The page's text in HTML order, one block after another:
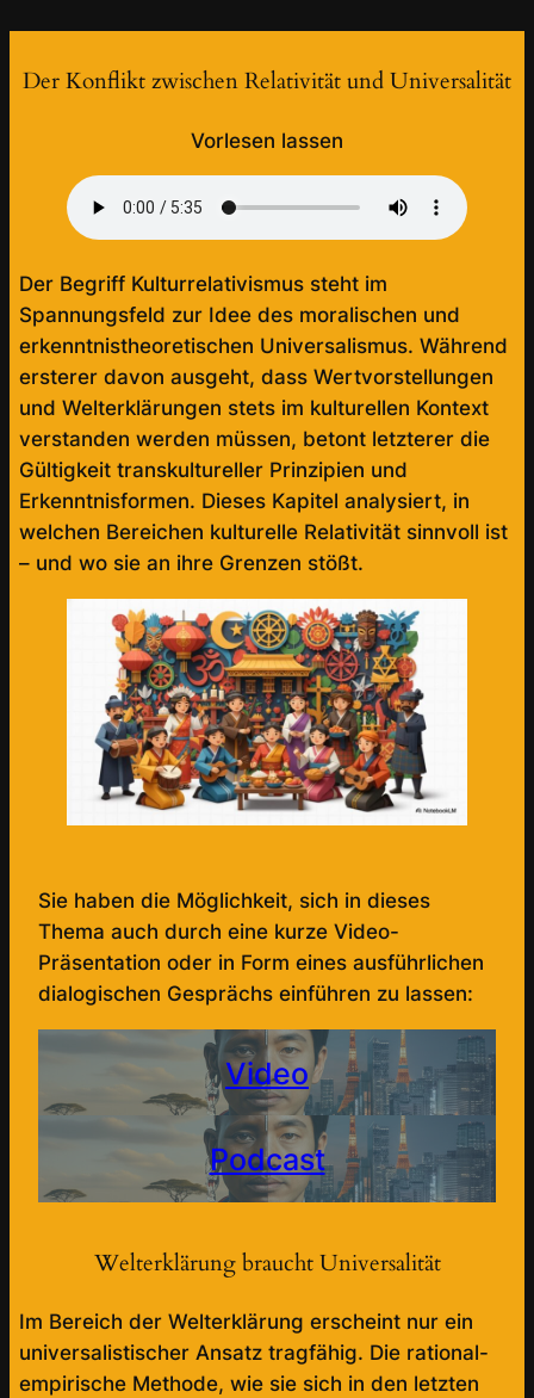
Der Konflikt zwischen Relativität und Universalität
Vorlesen lassen
Der Begriff Kulturrelativismus steht im
Spannungsfeld zur Idee des moralischen und
erkenntnistheoretischen Universalismus. Während
ersterer davon ausgeht, dass Wertvorstellungen
und Welterklärungen stets im kulturellen Kontext
verstanden werden müssen, betont letzterer die
Gültigkeit transkultureller Prinzipien und
Erkenntnisformen. Dieses Kapitel analysiert, in
welchen Bereichen kulturelle Relativität sinnvoll ist
– und wo sie an ihre Grenzen stößt.
Sie haben die Möglichkeit, sich in dieses
Thema auch durch eine kurze Video-
Präsentation oder in Form eines ausführlichen
dialogischen Gesprächs einführen zu lassen:
Video
Podcast
Welterklärung braucht Universalität
Im Bereich der Welterklärung erscheint nur ein
universalistischer Ansatz tragfähig. Die rational-
empirische Methode, wie sie sich in den letzten